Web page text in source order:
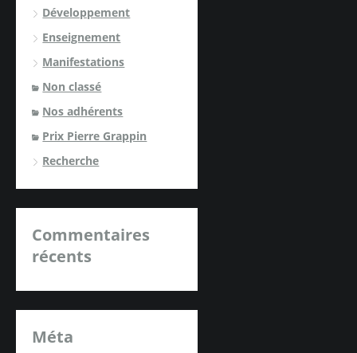
Développement
Enseignement
Manifestations
Non classé
Nos adhérents
Prix Pierre Grappin
Recherche
Commentaires
récents
Méta